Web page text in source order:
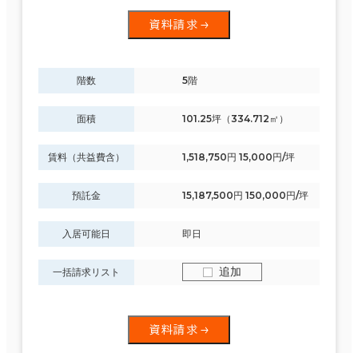
資料請求
階数 5階
面積 101.25坪（334.712㎡）
賃料（共益費含） 1,518,750円 15,000円/坪
預託金 15,187,500円 150,000円/坪
入居可能日 即日
一括請求リスト 追加
資料請求